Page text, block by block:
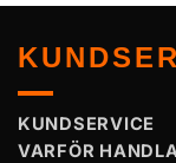
KUNDSERVICE
VARFÖR